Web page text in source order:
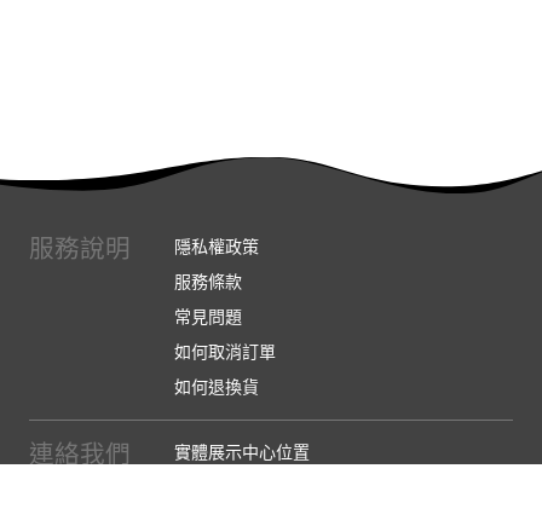
服務說明
隱私權政策
服務條款
常見問題
如何取消訂單
如何退換貨
連絡我們
實體展示中心位置